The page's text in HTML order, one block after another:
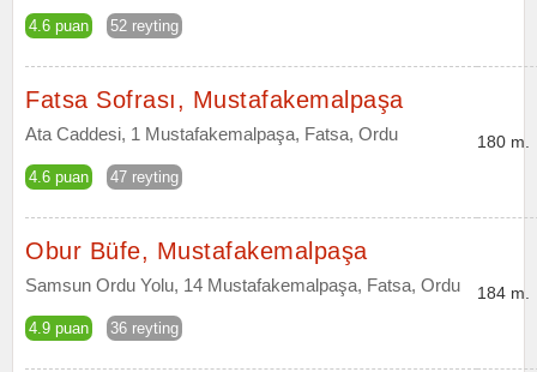
4.6 puan 52 reyting
Fatsa Sofrası, Mustafakemalpaşa
Ata Caddesi, 1 Mustafakemalpaşa, Fatsa, Ordu
4.6 puan 47 reyting
180 m.
Obur Büfe, Mustafakemalpaşa
Samsun Ordu Yolu, 14 Mustafakemalpaşa, Fatsa, Ordu
4.9 puan 36 reyting
184 m.